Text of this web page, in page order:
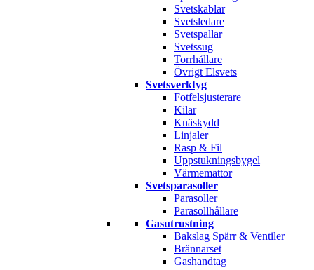
Svetskablar
Svetsledare
Svetspallar
Svetssug
Torrhållare
Övrigt Elsvets
Svetsverktyg
Fotfelsjusterare
Kilar
Knäskydd
Linjaler
Rasp & Fil
Uppstukningsbygel
Värmemattor
Svetsparasoller
Parasoller
Parasollhållare
Gasutrustning
Bakslag Spärr & Ventiler
Brännarset
Gashandtag